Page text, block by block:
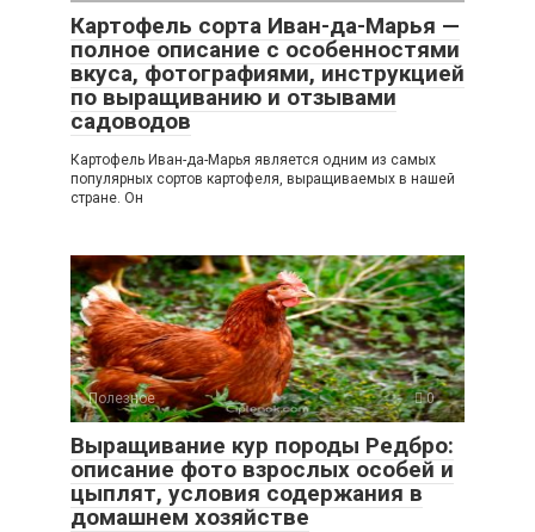
Картофель сорта Иван-да-Марья —
полное описание с особенностями
вкуса, фотографиями, инструкцией
по выращиванию и отзывами
садоводов
Картофель Иван-да-Марья является одним из самых
популярных сортов картофеля, выращиваемых в нашей
стране. Он
Полезное 0
Выращивание кур породы Редбро:
описание фото взрослых особей и
цыплят, условия содержания в
домашнем хозяйстве